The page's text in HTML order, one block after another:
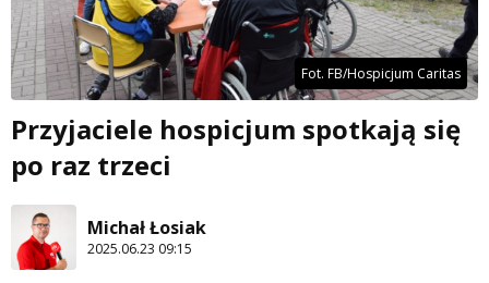
Fot. FB/Hospicjum Caritas
Przyjaciele hospicjum spotkają się
po raz trzeci
Michał Łosiak
2025.06.23 09:15